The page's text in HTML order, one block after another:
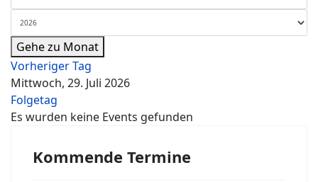
Gehe zu Monat
Vorheriger Tag
Mittwoch, 29. Juli 2026
Folgetag
Es wurden keine Events gefunden
Kommende Termine